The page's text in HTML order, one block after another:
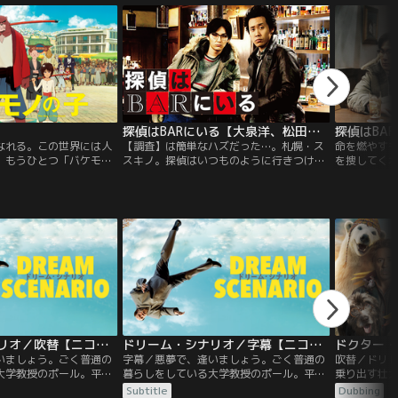
れる。この世界には人
もうひとつ「バケモ
蓮は強さを求め、バケ
を決意した。少年は
九太という新しい名前
探偵はBARにいる【大泉洋、松田龍平ほか】
【調査】は簡単なハズだった…。札幌・ス
スキノ。探偵はいつものように行きつけの
命を燃やす
を捜してく
ナー・マリ
える。しか
の手下に襲
田も倒され
ドリーム・シナリオ／吹替【ニコラス・ケイジ主演】
ましょう。ごく普通の
学教授のポール。平々
ドリーム・シナリオ／字幕【ニコラス・ケイジ主演】
字幕／悪夢で、逢いましょう。ごく普通の
暮らしをしている大学教授のポール。平々
凡々とした日常を過ごしていたが、ある
Subtitle
ドクター
吹替／ドリ
乗り出す壮
ー！！動物
Dubbing